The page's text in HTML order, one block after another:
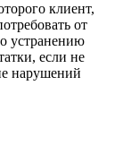
клиент,
от
устранению
если не
нарушений